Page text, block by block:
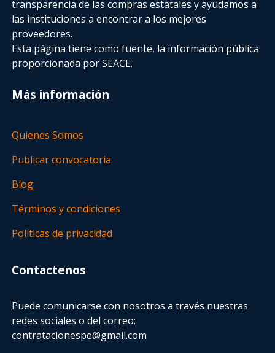
transparencia de las compras estatalesy ayudamos a
las instituciones a encontrar a los mejores
proveedores.
Esta página tiene como fuente, la información pública
proporcionada por SEACE.
Más información
Quienes Somos
Publicar convocatoria
Blog
Términos y condiciones
Políticas de privacidad
Contactenos
Puede comunicarse con nosotros a través nuestras
redes sociales o del correo:
contratacionespe@gmail.com